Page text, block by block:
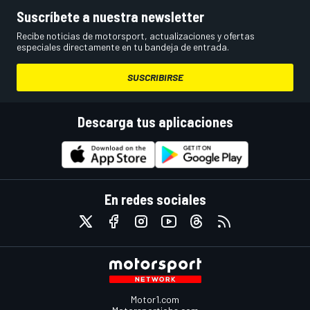
Suscríbete a nuestra newsletter
Recibe noticias de motorsport, actualizaciones y ofertas
especiales directamente en tu bandeja de entrada.
SUSCRIBIRSE
Descarga tus aplicaciones
En redes sociales
Motor1.com